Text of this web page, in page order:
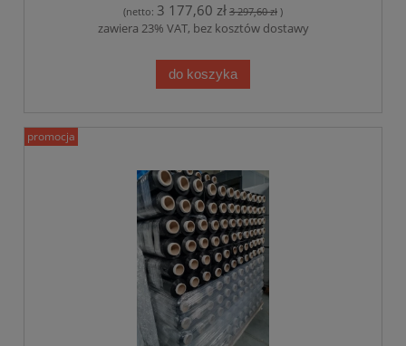
(netto: 3 177,60 zł 3 297,60 zł )
zawiera 23% VAT, bez kosztów dostawy
do koszyka
promocja